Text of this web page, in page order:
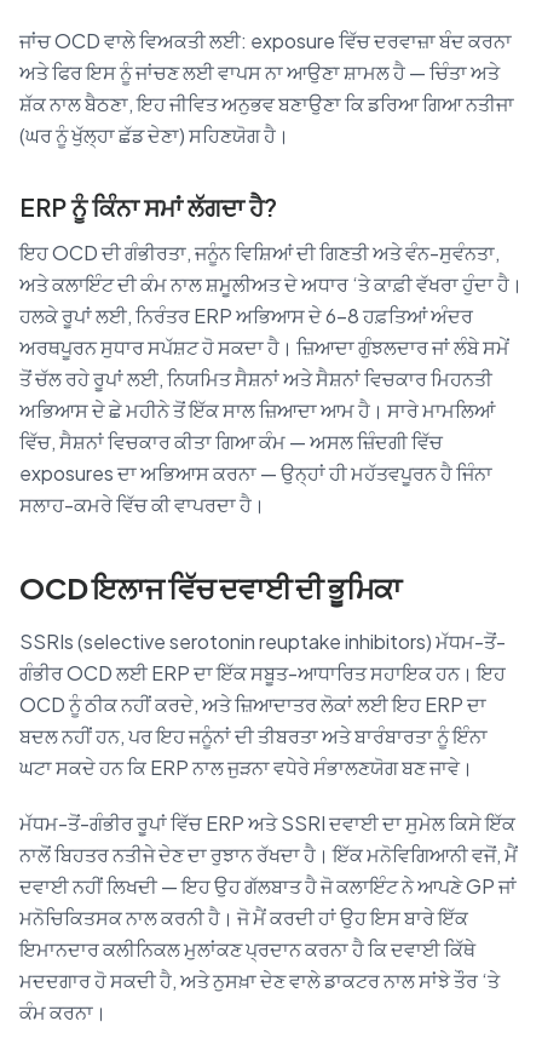
ਜਾਂਚ OCD ਵਾਲੇ ਵਿਅਕਤੀ ਲਈ: exposure ਵਿੱਚ ਦਰਵਾਜ਼ਾ ਬੰਦ ਕਰਨਾ
ਅਤੇ ਫਿਰ ਇਸ ਨੂੰ ਜਾਂਚਣ ਲਈ ਵਾਪਸ ਨਾ ਆਉਣਾ ਸ਼ਾਮਲ ਹੈ — ਚਿੰਤਾ ਅਤੇ
ਸ਼ੱਕ ਨਾਲ ਬੈਠਣਾ, ਇਹ ਜੀਵਿਤ ਅਨੁਭਵ ਬਣਾਉਣਾ ਕਿ ਡਰਿਆ ਗਿਆ ਨਤੀਜਾ
(ਘਰ ਨੂੰ ਖੁੱਲ੍ਹਾ ਛੱਡ ਦੇਣਾ) ਸਹਿਣਯੋਗ ਹੈ।
ERP ਨੂੰ ਕਿੰਨਾ ਸਮਾਂ ਲੱਗਦਾ ਹੈ?
ਇਹ OCD ਦੀ ਗੰਭੀਰਤਾ, ਜਨੂੰਨ ਵਿਸ਼ਿਆਂ ਦੀ ਗਿਣਤੀ ਅਤੇ ਵੰਨ-ਸੁਵੰਨਤਾ,
ਅਤੇ ਕਲਾਇੰਟ ਦੀ ਕੰਮ ਨਾਲ ਸ਼ਮੂਲੀਅਤ ਦੇ ਅਧਾਰ ‘ਤੇ ਕਾਫ਼ੀ ਵੱਖਰਾ ਹੁੰਦਾ ਹੈ।
ਹਲਕੇ ਰੂਪਾਂ ਲਈ, ਨਿਰੰਤਰ ERP ਅਭਿਆਸ ਦੇ 6–8 ਹਫ਼ਤਿਆਂ ਅੰਦਰ
ਅਰਥਪੂਰਨ ਸੁਧਾਰ ਸਪੱਸ਼ਟ ਹੋ ਸਕਦਾ ਹੈ। ਜ਼ਿਆਦਾ ਗੁੰਝਲਦਾਰ ਜਾਂ ਲੰਬੇ ਸਮੇਂ
ਤੋਂ ਚੱਲ ਰਹੇ ਰੂਪਾਂ ਲਈ, ਨਿਯਮਿਤ ਸੈਸ਼ਨਾਂ ਅਤੇ ਸੈਸ਼ਨਾਂ ਵਿਚਕਾਰ ਮਿਹਨਤੀ
ਅਭਿਆਸ ਦੇ ਛੇ ਮਹੀਨੇ ਤੋਂ ਇੱਕ ਸਾਲ ਜ਼ਿਆਦਾ ਆਮ ਹੈ। ਸਾਰੇ ਮਾਮਲਿਆਂ
ਵਿੱਚ, ਸੈਸ਼ਨਾਂ ਵਿਚਕਾਰ ਕੀਤਾ ਗਿਆ ਕੰਮ — ਅਸਲ ਜ਼ਿੰਦਗੀ ਵਿੱਚ
exposures ਦਾ ਅਭਿਆਸ ਕਰਨਾ — ਉਨ੍ਹਾਂ ਹੀ ਮਹੱਤਵਪੂਰਨ ਹੈ ਜਿੰਨਾ
ਸਲਾਹ-ਕਮਰੇ ਵਿੱਚ ਕੀ ਵਾਪਰਦਾ ਹੈ।
OCD ਇਲਾਜ ਵਿੱਚ ਦਵਾਈ ਦੀ ਭੂਮਿਕਾ
SSRIs (selective serotonin reuptake inhibitors) ਮੱਧਮ-ਤੋਂ-
ਗੰਭੀਰ OCD ਲਈ ERP ਦਾ ਇੱਕ ਸਬੂਤ-ਆਧਾਰਿਤ ਸਹਾਇਕ ਹਨ। ਇਹ
OCD ਨੂੰ ਠੀਕ ਨਹੀਂ ਕਰਦੇ, ਅਤੇ ਜ਼ਿਆਦਾਤਰ ਲੋਕਾਂ ਲਈ ਇਹ ERP ਦਾ
ਬਦਲ ਨਹੀਂ ਹਨ, ਪਰ ਇਹ ਜਨੂੰਨਾਂ ਦੀ ਤੀਬਰਤਾ ਅਤੇ ਬਾਰੰਬਾਰਤਾ ਨੂੰ ਇੰਨਾ
ਘਟਾ ਸਕਦੇ ਹਨ ਕਿ ERP ਨਾਲ ਜੁੜਨਾ ਵਧੇਰੇ ਸੰਭਾਲਣਯੋਗ ਬਣ ਜਾਵੇ।
ਮੱਧਮ-ਤੋਂ-ਗੰਭੀਰ ਰੂਪਾਂ ਵਿੱਚ ERP ਅਤੇ SSRI ਦਵਾਈ ਦਾ ਸੁਮੇਲ ਕਿਸੇ ਇੱਕ
ਨਾਲੋਂ ਬਿਹਤਰ ਨਤੀਜੇ ਦੇਣ ਦਾ ਰੁਝਾਨ ਰੱਖਦਾ ਹੈ। ਇੱਕ ਮਨੋਵਿਗਿਆਨੀ ਵਜੋਂ, ਮੈਂ
ਦਵਾਈ ਨਹੀਂ ਲਿਖਦੀ — ਇਹ ਉਹ ਗੱਲਬਾਤ ਹੈ ਜੋ ਕਲਾਇੰਟ ਨੇ ਆਪਣੇ GP ਜਾਂ
ਮਨੋਚਿਕਿਤਸਕ ਨਾਲ ਕਰਨੀ ਹੈ। ਜੋ ਮੈਂ ਕਰਦੀ ਹਾਂ ਉਹ ਇਸ ਬਾਰੇ ਇੱਕ
ਇਮਾਨਦਾਰ ਕਲੀਨਿਕਲ ਮੁਲਾਂਕਣ ਪ੍ਰਦਾਨ ਕਰਨਾ ਹੈ ਕਿ ਦਵਾਈ ਕਿੱਥੇ
ਮਦਦਗਾਰ ਹੋ ਸਕਦੀ ਹੈ, ਅਤੇ ਨੁਸਖ਼ਾ ਦੇਣ ਵਾਲੇ ਡਾਕਟਰ ਨਾਲ ਸਾਂਝੇ ਤੌਰ ‘ਤੇ
ਕੰਮ ਕਰਨਾ।